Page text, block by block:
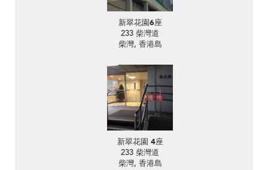
新翠花園6座
233 柴灣道
柴灣, 香港島
新翠花園 4座
233 柴灣道
柴灣, 香港島